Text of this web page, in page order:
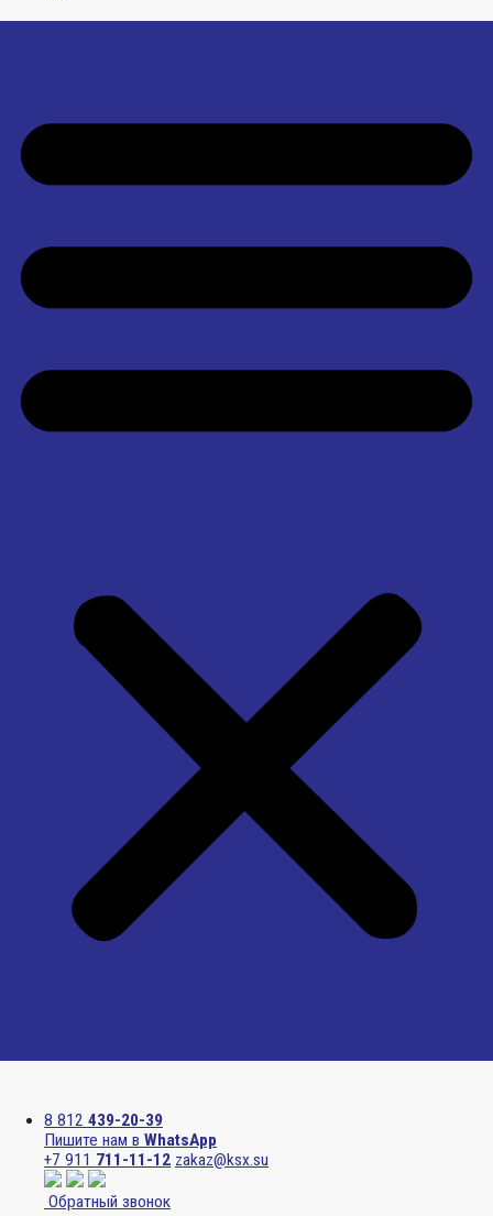
8 812 439-20-39
Пишите нам в WhatsApp
+7 911 711-11-12 zakaz@ksx.su
Обратный звонок